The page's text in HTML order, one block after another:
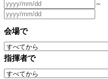
～
会場で
指揮者で